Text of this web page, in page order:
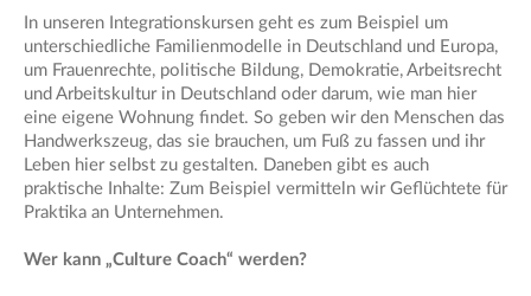
In unseren Integrationskursen geht es zum Beispiel um
unterschiedliche Familienmodelle in Deutschland und Europa,
um Frauenrechte, politische Bildung, Demokratie, Arbeitsrecht
und Arbeitskultur in Deutschland oder darum, wie man hier
eine eigene Wohnung findet. So geben wir den Menschen das
Handwerkszeug, das sie brauchen, um Fuß zu fassen und ihr
Leben hier selbst zu gestalten. Daneben gibt es auch
praktische Inhalte: Zum Beispiel vermitteln wir Geflüchtete für
Praktika an Unternehmen.
Wer kann „Culture Coach“ werden?